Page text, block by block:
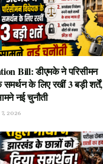
Bill: डीएमके ने परिसीमन
के लिए रखीं 3 बड़ी शर्तें,
नई चुनौती
2026